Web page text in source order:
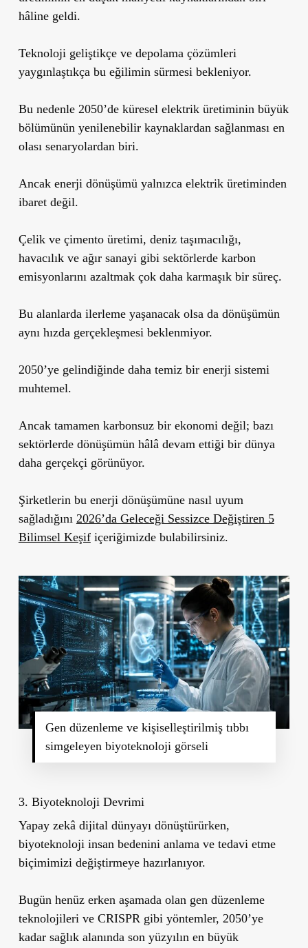
hâline geldi.
Teknoloji geliştikçe ve depolama çözümleri
yaygınlaştıkça bu eğilimin sürmesi bekleniyor.
Bu nedenle 2050’de küresel elektrik üretiminin büyük
bölümünün yenilenebilir kaynaklardan sağlanması en
olası senaryolardan biri.
Ancak enerji dönüşümü yalnızca elektrik üretiminden
ibaret değil.
Çelik ve çimento üretimi, deniz taşımacılığı,
havacılık ve ağır sanayi gibi sektörlerde karbon
emisyonlarını azaltmak çok daha karmaşık bir süreç.
Bu alanlarda ilerleme yaşanacak olsa da dönüşümün
aynı hızda gerçekleşmesi beklenmiyor.
2050’ye gelindiğinde daha temiz bir enerji sistemi
muhtemel.
Ancak tamamen karbonsuz bir ekonomi değil; bazı
sektörlerde dönüşümün hâlâ devam ettiği bir dünya
daha gerçekçi görünüyor.
Şirketlerin bu enerji dönüşümüne nasıl uyum
sağladığını 2026’da Geleceği Sessizce Değiştiren 5
Bilimsel Keşifiçeriğimizde bulabilirsiniz.
Gen düzenleme ve kişiselleştirilmiş tıbbı
simgeleyen biyoteknoloji görseli
3. Biyoteknoloji Devrimi
Yapay zekâ dijital dünyayı dönüştürürken,
biyoteknoloji insan bedenini anlama ve tedavi etme
biçimimizi değiştirmeye hazırlanıyor.
Bugün henüz erken aşamada olan gen düzenleme
teknolojileri ve CRISPR gibi yöntemler, 2050’ye
kadar sağlık alanında son yüzyılın en büyük